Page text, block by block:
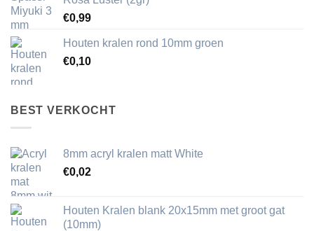
€0,99
Houten kralen rond 10mm groen
€0,10
BEST VERKOCHT
8mm acryl kralen matt White
€0,02
Houten Kralen blank 20x15mm met groot gat
(10mm)